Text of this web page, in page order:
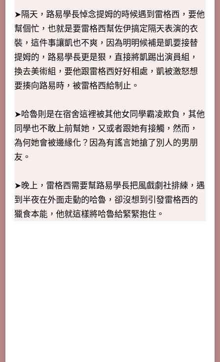
➤隔天，路易學長悼念提姆的時候遇到雷格西，要他
幫個忙，也就是要雷格西幫佐伊搞定隔天表演的衣
裝，這件事讓凱也不爽，因為明明候補是凱要接替
提姆的，路易學長更是狠，直接將凱踢出演員組，
換去美術組，要他跟雷格西好好相處，凱被激怒想
要揍向路易時，被雷格西給制止。
➤哈魯則是在宿舍這裡被其他女同學霸凌欺負，其他
同學也不敢上前幫她，又或者跟她有接觸，然而，
為何她會被邊緣化？因為有謠言她搶了別人的男朋
友。
➤晚上，雷格西需要幫路易學長把風戲劇社排練，遇
到半夜在外面走動的哈魯，卻沒想到引發雷格西的
獵食本能，他就這樣將哈魯給緊緊抱住。